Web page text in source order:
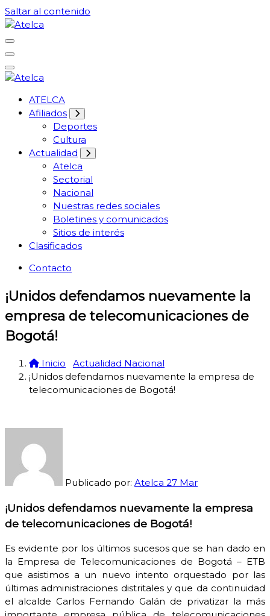
Saltar al contenido
Atelca
61 años Conocimiento, movilización y lucha
Atelca
61 años Conocimiento, movilización y lucha
ATELCA
Afiliados
Deportes
Cultura
Actualidad
Atelca
Sectorial
Nacional
Nuestras redes sociales
Boletines y comunicados
Sitios de interés
Clasificados
Contacto
¡Unidos defendamos nuevamente la
empresa de telecomunicaciones de
Bogotá!
Inicio
Actualidad Nacional
¡Unidos defendamos nuevamente la empresa de
telecomunicaciones de Bogotá!
Publicado por: Atelca 27 Mar
¡Unidos defendamos nuevamente la empresa
de telecomunicaciones de Bogotá!
Es evidente por los últimos sucesos que se han dado en
la Empresa de Telecomunicaciones de Bogotá – ETB
que asistimos a un nuevo intento orquestado por las
últimas administraciones distritales y que da continuidad
el alcalde Carlos Fernando Galán de privatizar la más